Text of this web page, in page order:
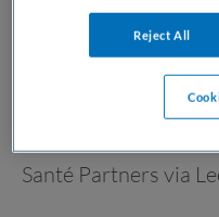
Meest recente
banenbank |
Santé Partners via
Reject All